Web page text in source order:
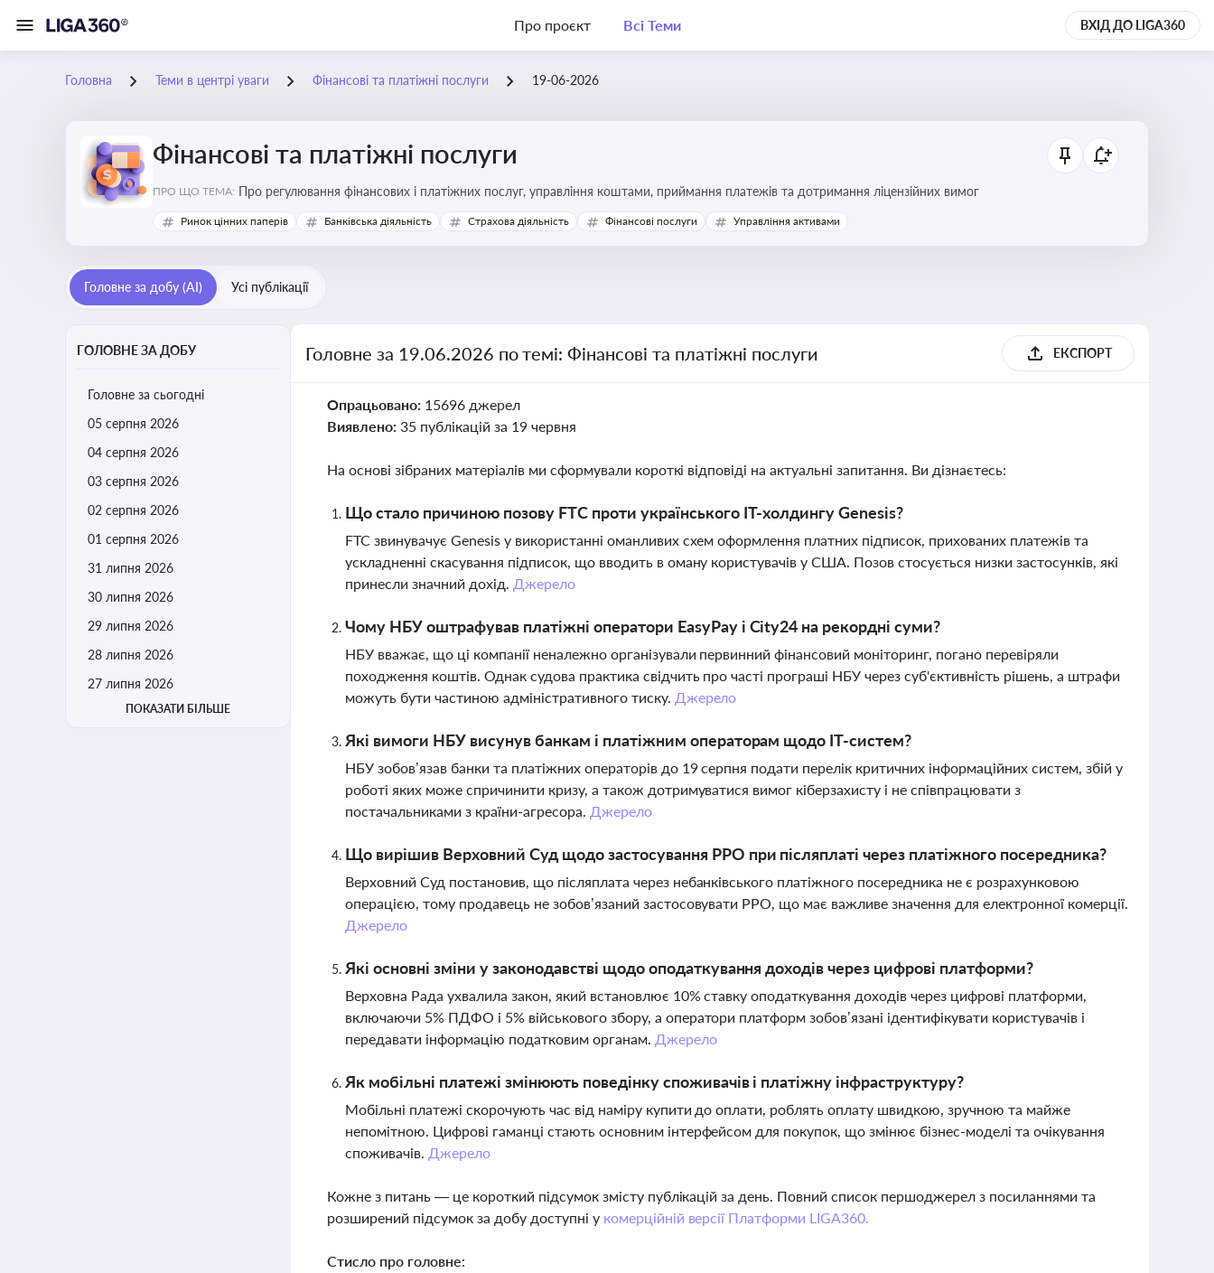
Про проєкт Всі Теми ВХІД ДО LIGA360
Головна Теми в центрі уваги Фінансові та платіжні послуги 19-06-2026
Фінансові та платіжні послуги
ПРО ЩО ТЕМА: Про регулювання фінансових і платіжних послуг, управління коштами, приймання платежів та дотримання ліцензійних вимог
Ринок цінних паперів Банківська діяльність Страхова діяльність Фінансові послуги Управління активами
Головне за добу (AI) Усі публікації
ГОЛОВНЕ ЗА ДОБУ
Головне за сьогодні
05 серпня 2026
04 серпня 2026
03 серпня 2026
02 серпня 2026
01 серпня 2026
31 липня 2026
30 липня 2026
29 липня 2026
28 липня 2026
27 липня 2026
ПОКАЗАТИ БІЛЬШЕ
Головне за 19.06.2026 по темі: Фінансові та платіжні послуги ЕКСПОРТ
Опрацьовано: 15696 джерел
Виявлено: 35 публікацій за 19 червня
На основі зібраних матеріалів ми сформували короткі відповіді на актуальні запитання. Ви дізнаєтесь:
Що стало причиною позову FTC проти українського IT-холдингу Genesis?
FTC звинувачує Genesis у використанні оманливих схем оформлення платних підписок, прихованих платежів та
ускладненні скасування підписок, що вводить в оману користувачів у США. Позов стосується низки застосунків, які
принесли значний дохід. Джерело
Чому НБУ оштрафував платіжні оператори EasyPay і City24 на рекордні суми?
НБУ вважає, що ці компанії неналежно організували первинний фінансовий моніторинг, погано перевіряли
походження коштів. Однак судова практика свідчить про часті програші НБУ через суб'єктивність рішень, а штрафи
можуть бути частиною адміністративного тиску. Джерело
Які вимоги НБУ висунув банкам і платіжним операторам щодо IT-систем?
НБУ зобов’язав банки та платіжних операторів до 19 серпня подати перелік критичних інформаційних систем, збій у
роботі яких може спричинити кризу, а також дотримуватися вимог кіберзахисту і не співпрацювати з
постачальниками з країни-агресора. Джерело
Що вирішив Верховний Суд щодо застосування РРО при післяплаті через платіжного посередника?
Верховний Суд постановив, що післяплата через небанківського платіжного посередника не є розрахунковою
операцією, тому продавець не зобов’язаний застосовувати РРО, що має важливе значення для електронної комерції.
Джерело
Які основні зміни у законодавстві щодо оподаткування доходів через цифрові платформи?
Верховна Рада ухвалила закон, який встановлює 10% ставку оподаткування доходів через цифрові платформи,
включаючи 5% ПДФО і 5% військового збору, а оператори платформ зобов’язані ідентифікувати користувачів і
передавати інформацію податковим органам. Джерело
Як мобільні платежі змінюють поведінку споживачів і платіжну інфраструктуру?
Мобільні платежі скорочують час від наміру купити до оплати, роблять оплату швидкою, зручною та майже
непомітною. Цифрові гаманці стають основним інтерфейсом для покупок, що змінює бізнес-моделі та очікування
споживачів. Джерело
Кожне з питань — це короткий підсумок змісту публікацій за день. Повний список першоджерел з посиланнями та
розширений підсумок за добу доступні у комерційній версії Платформи LIGA360.
Стисло про головне: